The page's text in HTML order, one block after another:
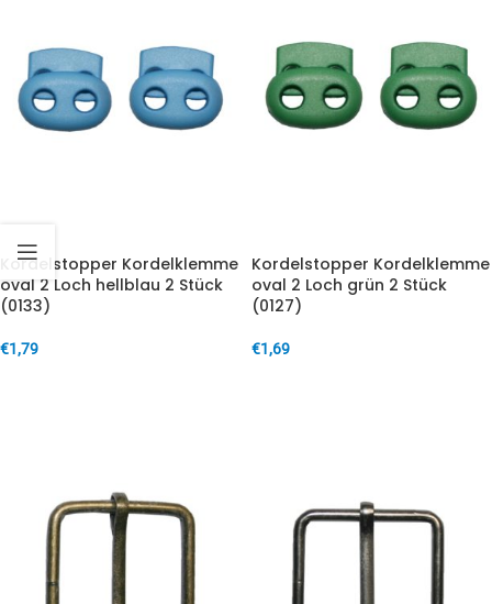
Kordelstopper Kordelklemme
oval 2 Loch hellblau 2 Stück
(0133)
€1,79
Kordelstopper Kordelklemme
oval 2 Loch grün 2 Stück
(0127)
€1,69